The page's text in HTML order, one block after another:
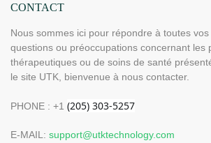
CONTACT
Nous sommes ici pour répondre à toutes vos
questions ou préoccupations concernant les
thérapeutiques ou de soins de santé
le site UTK, bienvenue à nous contacter.
PHONE : +1
E-MAIL: support@utktechnology.com